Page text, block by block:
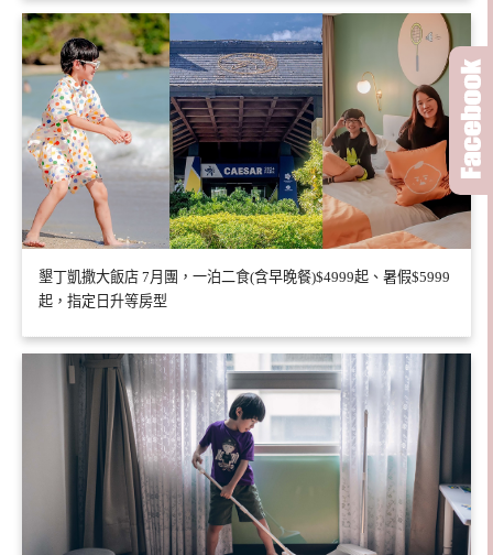
墾丁凱撒大飯店 7月團，一泊二食(含早晚餐)$4999起、暑假$5999
起，指定日升等房型